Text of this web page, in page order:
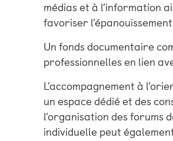
médias et à l’information
favoriser
Un fonds documentaire
professionnelles en lien
L’accompagnement à
un espace dédié et des
l’organisation des forums
individuelle peut